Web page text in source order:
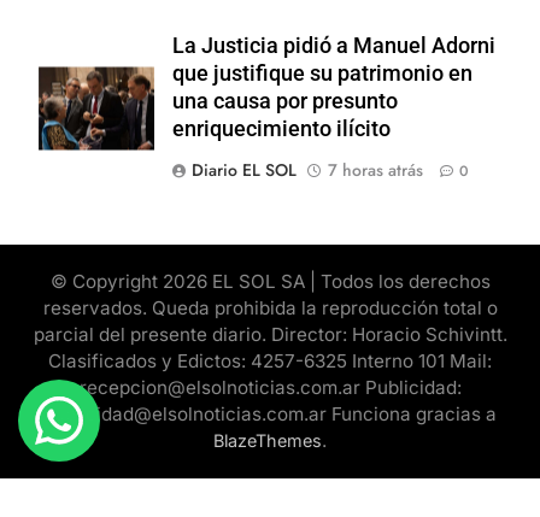
La Justicia pidió a Manuel Adorni
que justifique su patrimonio en
una causa por presunto
enriquecimiento ilícito
Diario EL SOL
7 horas atrás 0
© Copyright 2026 EL SOL SA | Todos los derechos
reservados. Queda prohibida la reproducción total o
parcial del presente diario. Director: Horacio Schivintt.
Clasificados y Edictos: 4257-6325 Interno 101 Mail:
recepcion@elsolnoticias.com.ar Publicidad:
publicidad@elsolnoticias.com.ar Funciona gracias a
BlazeThemes.